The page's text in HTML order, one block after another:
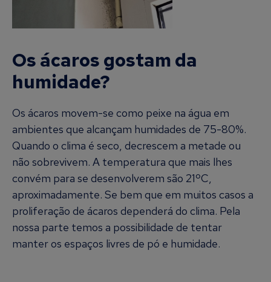
Os ácaros gostam da
humidade?
Os ácaros movem-se como peixe na água em
ambientes que alcançam humidades de 75-80%.
Quando o clima é seco, decrescem a metade ou
não sobrevivem. A temperatura que mais lhes
convém para se desenvolverem são 21ºC,
aproximadamente. Se bem que em muitos casos a
proliferação de ácaros dependerá do clima. Pela
nossa parte temos a possibilidade de tentar
manter os espaços livres de pó e humidade.